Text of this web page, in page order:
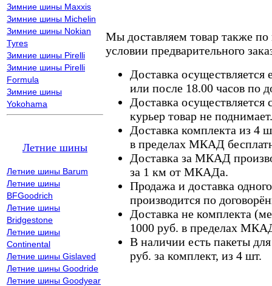
Зимние шины Maxxis
Зимние шины Michelin
Зимние шины Nokian
Tyres
Зимние шины Pirelli
Зимние шины Pirelli
Formula
Зимние шины
Yokohama
Летние шины
Летние шины Barum
Летние шины
BFGoodrich
Летние шины
Bridgestone
Летние шины
Continental
Летние шины Gislaved
Летние шины Goodride
Летние шины Goodyear
Мы доставляем товар также
условии предварительного
Доставка осуществляется
или после 18.00 часов по
Доставка осуществляется
курьер товар не поднимает.
Доставка комплекта из 4
в пределах МКАД
Доставка за МКАД
за 1 км от МКАДа.
Продажа и доставка
производится по
Доставка не комплекта
1000 руб. в пределах
В наличии есть пакеты
руб. за комплект, из 4 шт.